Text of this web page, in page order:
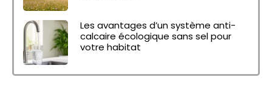
Les avantages d’un système anti-
calcaire écologique sans sel pour
votre habitat